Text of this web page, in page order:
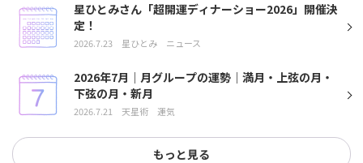
星ひとみさん「超開運ディナーショー2026」開催決
定！
2026.7.23 星ひとみ ニュース
2026年7月｜月グループの運勢｜満月・上弦の月・
下弦の月・新月
2026.7.21 天星術 運気
もっと見る